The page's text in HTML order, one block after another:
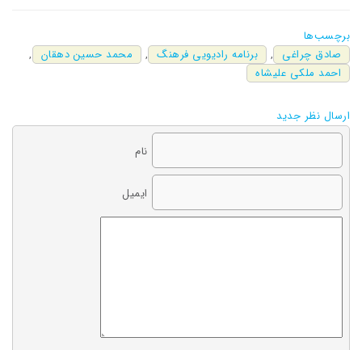
برچسب‌ها
صادق چراغی
, برنامه رادیویی فرهنگ , محمد حسین دهقان
,
احمد ملکی علیشاه
ارسال نظر جدید
نام
ایمیل